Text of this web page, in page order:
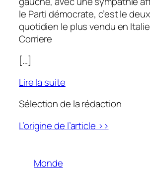
le Parti démocrate, c’est le
quotidien le plus vendu en
Corriere
[…]
Lire la suite
Sélection de la rédaction
L’origine de l’article >>
Monde